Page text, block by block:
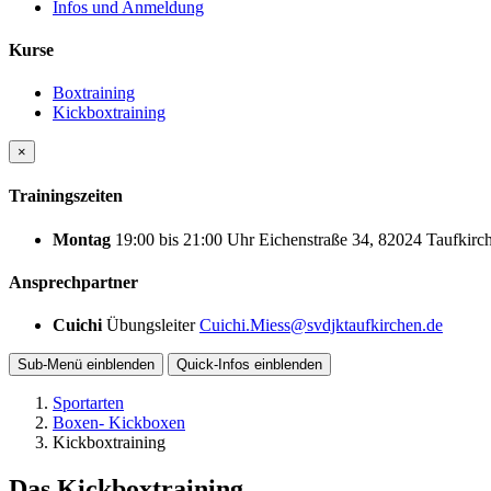
Infos und Anmeldung
Kurse
Boxtraining
Kickboxtraining
×
Trainingszeiten
Montag 19:00 bis 21:00 UhrEichenstraße 34, 82024
Ansprechpartner
Cuichi ÜbungsleiterCuichi.Miess@svdjktaufkirchen.de
Sub-Menü einblenden Quick-Infos einblenden
Sportarten
Boxen- Kickboxen
Kickboxtraining